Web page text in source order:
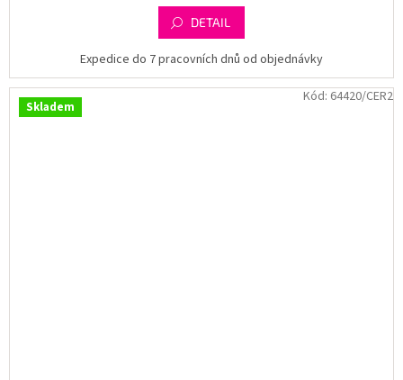
DETAIL
Expedice do 7 pracovních dnů od objednávky
Skladem
Kód: 64420/CER2